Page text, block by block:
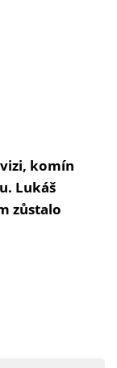
komín
Lukáš
zůstalo